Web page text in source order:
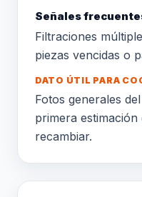
Señales
Filtraciones
piezas vencidas o
DATO ÚTIL PARA
Fotos generales
primera
recambiar.